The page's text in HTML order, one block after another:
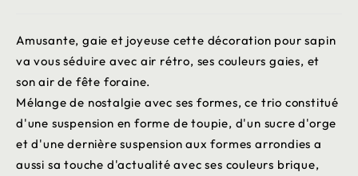
Amusante, gaie et joyeuse cette décoration pour sapin
va vous séduire avec air rétro, ses couleurs gaies, et
son air de fête foraine.
Mélange de nostalgie avec ses formes, ce trio constitué
d'une suspension en forme de toupie, d'un sucre d'orge
et d'une dernière suspension aux formes arrondies a
aussi sa touche d'actualité avec ses couleurs brique,